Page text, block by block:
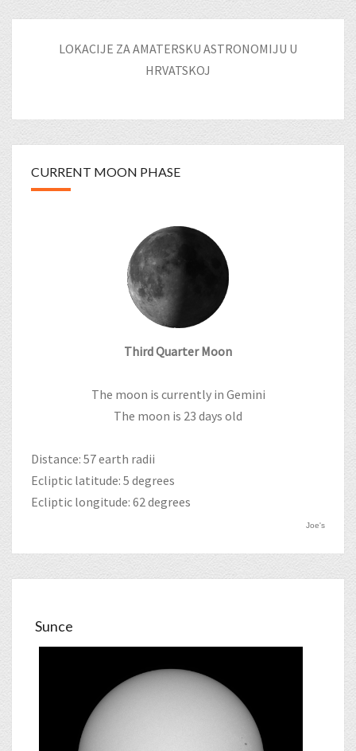
LOKACIJE ZA AMATERSKU ASTRONOMIJU U
HRVATSKOJ
CURRENT MOON PHASE
Third Quarter Moon
The moon is currently in Gemini
The moon is 23 days old
Distance: 57 earth radii
Ecliptic latitude: 5 degrees
Ecliptic longitude: 62 degrees
Joe's
Sunce